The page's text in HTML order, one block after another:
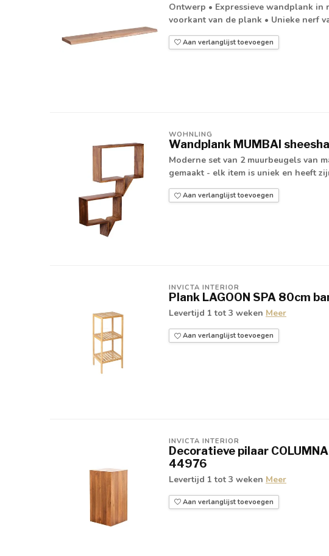
Ontwerp • Expressieve wandplank
voorkant van de plank • Unieke nerf
Aan verlanglijst toevoegen
WOHNLING
Wandplank MUMBAI
Moderne set van 2 muurbeugels van
gemaakt - elk item is uniek en heeft
Aan verlanglijst toevoegen
INVICTA INTERIOR
Plank LAGOON SPA 80cm
Levertijd 1 tot 3 weken Meer
Aan verlanglijst toevoegen
INVICTA INTERIOR
Decoratieve pilaar
44976
Levertijd 1 tot 3 weken Meer
Aan verlanglijst toevoegen